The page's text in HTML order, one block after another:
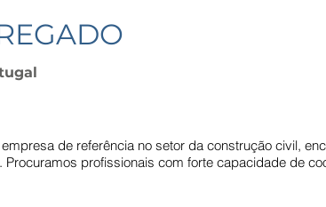
de referência no setor da construção civil,
Procuramos profissionais com forte capacidade de